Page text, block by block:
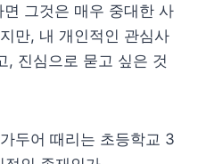
그것은 매우 중대한 사
만, 내 개인적인 관심사
, 진심으로 묻고 싶은 것
두어 때리는 초등학교 3